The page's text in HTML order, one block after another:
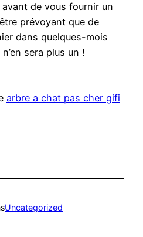
de vous fournir un
prévoyant que de
dans quelques-mois
sera plus un !
arbre a chat pas cher gifi
Uncategorized